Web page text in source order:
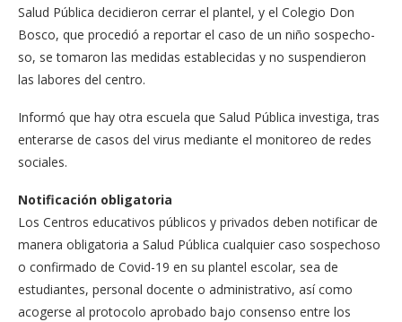
Salud Públi­ca decidieron cerrar el plan­tel, y el Colegio Don
Bosco, que procedió a reportar el caso de un niño sospecho­
so, se tomaron las medidas establecidas y no suspen­dieron
las labores del cen­tro.
Informó que hay otra es­cuela que Salud Pública in­vestiga, tras
enterarse de casos del virus mediante el monitoreo de redes
socia­les.
Notificación obligatoria
Los Centros educativos pú­blicos y privados deben notificar de
manera obli­gatoria a Salud Pública cualquier caso sospechoso
o confirmado de Covid-19 en su plantel escolar, sea de
estudiantes, personal do­cente o administrativo, así como
acogerse al protoco­lo aprobado bajo consenso entre los